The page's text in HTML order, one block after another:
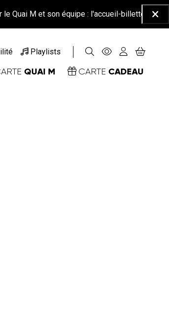
M et son équipe : l'accueil-billetterie sera
Playlists
QUAI M CARTE CADEAU